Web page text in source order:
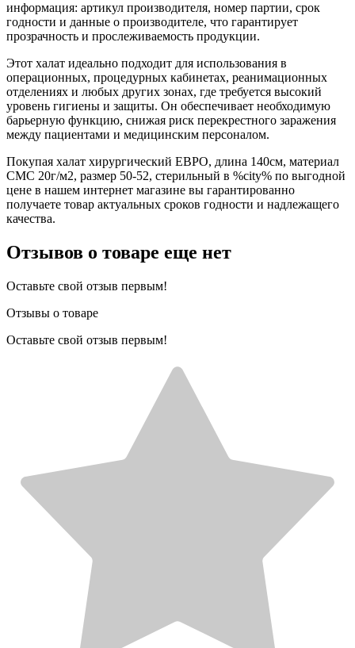
информация: артикул производителя, номер партии, срок
годности и данные о производителе, что гарантирует
прозрачность и прослеживаемость продукции.
Этот халат идеально подходит для использования в
операционных, процедурных кабинетах, реанимационных
отделениях и любых других зонах, где требуется высокий
уровень гигиены и защиты. Он обеспечивает необходимую
барьерную функцию, снижая риск перекрестного заражения
между пациентами и медицинским персоналом.
Покупая халат хирургический ЕВРО, длина 140см, материал
СМС 20г/м2, размер 50-52, стерильный в %city% по выгодной
цене в нашем интернет магазине вы гарантированно
получаете товар актуальных сроков годности и надлежащего
качества.
Отзывов о товаре еще нет
Оставьте свой отзыв первым!
Отзывы о товаре
Оставьте свой отзыв первым!